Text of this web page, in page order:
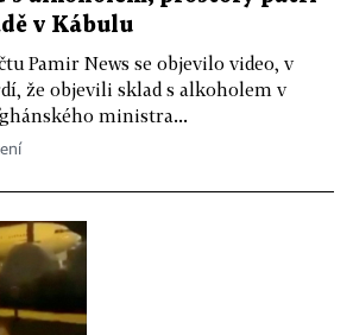
v Kábulu
Pamir News se objevilo video, v
že objevili sklad s alkoholem v
ministra...